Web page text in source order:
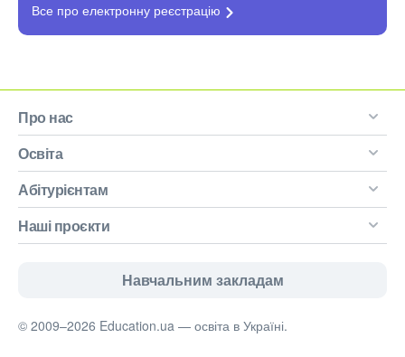
Все про електронну реєстрацію
Про нас
Освіта
Абітурієнтам
Наші проєкти
Навчальним закладам
© 2009–2026 Education.ua — освіта в Україні.